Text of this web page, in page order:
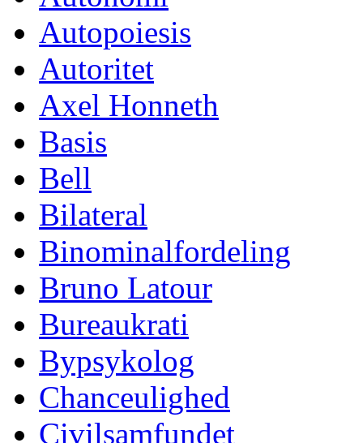
Autopoiesis
Autoritet
Axel Honneth
Basis
Bell
Bilateral
Binominalfordeling
Bruno Latour
Bureaukrati
Bypsykolog
Chanceulighed
Civilsamfundet